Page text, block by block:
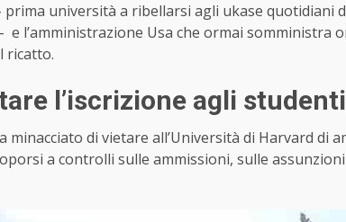
università a ribellarsi agli ukase quotidiani
l’amministrazione Usa che ormai somministra
ricatto.
l’iscrizione agli
minacciato di vietare all’Università di Harvard di
a controlli sulle ammissioni, sulle